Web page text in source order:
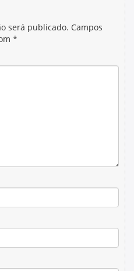
será publicado. Campos
*